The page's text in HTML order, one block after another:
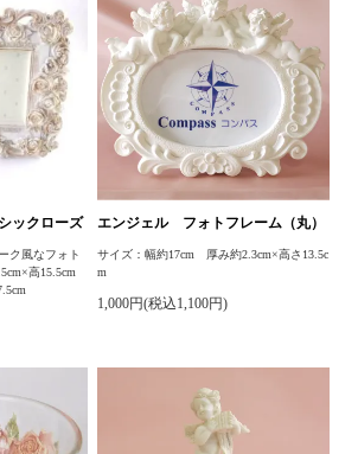
ックローズ
ク風なフォト
高15.5cm
エンジェル フォトフレーム（丸）
サイズ：幅約17cm 厚み約2.3cm×高さ13.5c
m
1,000円(税込1,100円)